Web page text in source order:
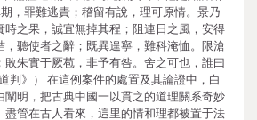
，罪難逃責；稽留有說，理可原情。景乃
之果，誠宜無掉其程；阻連日之風，安得
聽使者之辭；既異遑寧，難科淹恤。限滄
朱實于厥苞，非予有咎。舍之可也，誰曰
判》） 在這例案件的處置及其論證中，白
明，把古典中國一以貫之的道理關系奇妙
管在古人看來，這里的情和理都被置于法